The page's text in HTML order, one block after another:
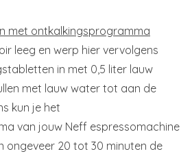
met ontkalkingsprogramma
leeg en werp hier vervolgens
in met 0,5 liter lauw
met lauw water tot aan de
kun je het
van jouw Neff espressomachine
ongeveer 20 tot 30 minuten de